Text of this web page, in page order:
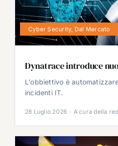
Cyber Security, Dal Mercato
Dynatrace introduce
L'obbiettivo è
incidenti IT.
28 Luglio 2026 · A cura della